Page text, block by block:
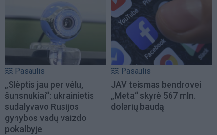
Pasaulis
„Slėptis jau per vėlu,
šunsnukiai“: ukrainietis
sudalyvavo Rusijos
gynybos vadų vaizdo
pokalbyje
Pasaulis
JAV teismas bendrovei
„Meta“ skyrė 567 mln.
dolerių baudą